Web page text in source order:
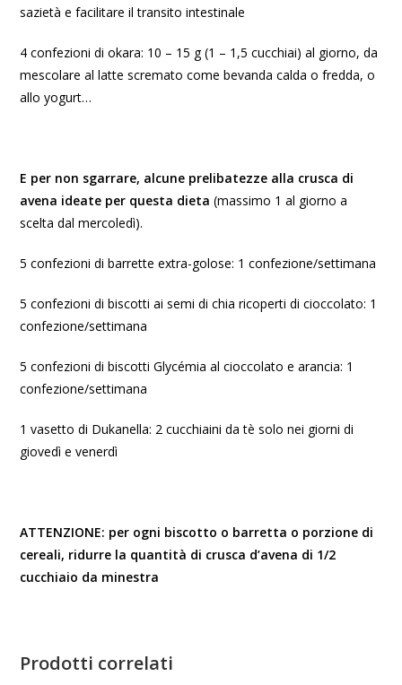
sazietà e facilitare il transito intestinale
4 confezioni di okara: 10 – 15 g (1 – 1,5 cucchiai) al giorno, da
mescolare al latte scremato come bevanda calda o fredda, o
allo yogurt…
E per non sgarrare, alcune prelibatezze alla crusca di
avena ideate per questa dieta (massimo 1 al giorno a
scelta dal mercoledì).
5 confezioni di barrette extra-golose: 1 confezione/settimana
5 confezioni di biscotti ai semi di chia ricoperti di cioccolato: 1
confezione/settimana
5 confezioni di biscotti Glycémia al cioccolato e arancia: 1
confezione/settimana
1 vasetto di Dukanella: 2 cucchiaini da tè solo nei giorni di
giovedì e venerdì
ATTENZIONE: per ogni biscotto o barretta o porzione di
cereali, ridurre la quantità di crusca d’avena di 1/2
cucchiaio da minestra
Prodotti correlati